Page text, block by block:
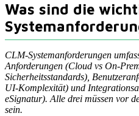
Was sind die
CLM-Systemanforderungen
Anforderungen (Cloud vs On-
Sicherheitsstandards),
UI-Komplexität) und
eSignatur). Alle drei müssen vor
sein.